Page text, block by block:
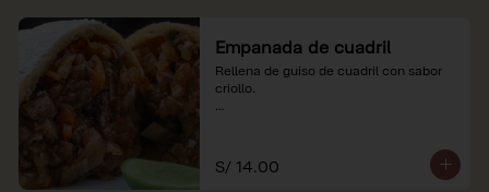
Empanada de cuadril
Rellena de guiso de cuadril con sabor
criollo.
S/ 14.00